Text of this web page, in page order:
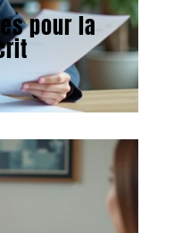
pour la